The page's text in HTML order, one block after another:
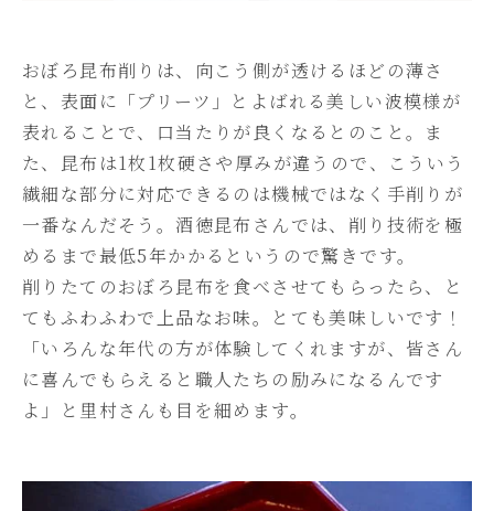
おぼろ昆布削りは、向こう側が透けるほどの薄さ
と、表面に「プリーツ」とよばれる美しい波模様が
表れることで、口当たりが良くなるとのこと。ま
た、昆布は1枚1枚硬さや厚みが違うので、こういう
繊細な部分に対応できるのは機械ではなく手削りが
一番なんだそう。酒徳昆布さんでは、削り技術を極
めるまで最低5年かかるというので驚きです。
削りたてのおぼろ昆布を食べさせてもらったら、と
てもふわふわで上品なお味。とても美味しいです！
「いろんな年代の方が体験してくれますが、皆さん
に喜んでもらえると職人たちの励みになるんです
よ」と里村さんも目を細めます。